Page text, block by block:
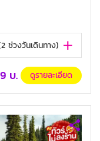
2 ช่วงวันเดินทาง)
บ. ดูรายละเอียด